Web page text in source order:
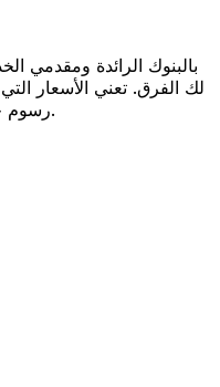
لك الفرق. تعني الأسعار
رسوم خفية قيمة أكبر على كل عملية تحويل.